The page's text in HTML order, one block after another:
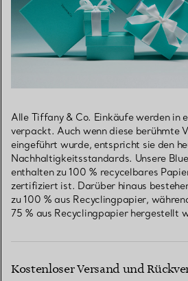
Alle Tiffany & Co. Einkäufe werden in
verpackt. Auch wenn diese berühmte
eingeführt wurde, entspricht sie den
Nachhaltigkeitsstandards. Unsere
enthalten zu 100 % recycelbares
zertifiziert ist. Darüber hinaus
zu 100 % aus Recyclingpapier,
75 % aus Recyclingpapier hergestellt
Kostenloser Versand und